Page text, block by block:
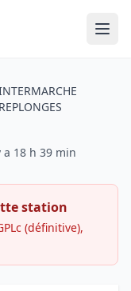
REPLONGES
a 18 h 39 min
station
(définitive),